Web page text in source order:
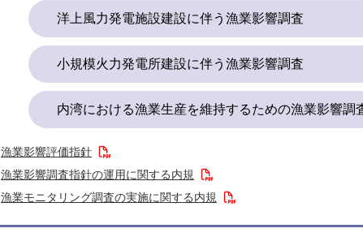
洋上風力発電施設建設に伴う漁業影響調査
小規模火力発電所建設に伴う漁業影響調査
内湾における漁業生産を維持するための漁業影響
漁業影響評価指針
漁業影響調査指針の運用に関する内規
漁業モニタリング調査の実施に関する内規